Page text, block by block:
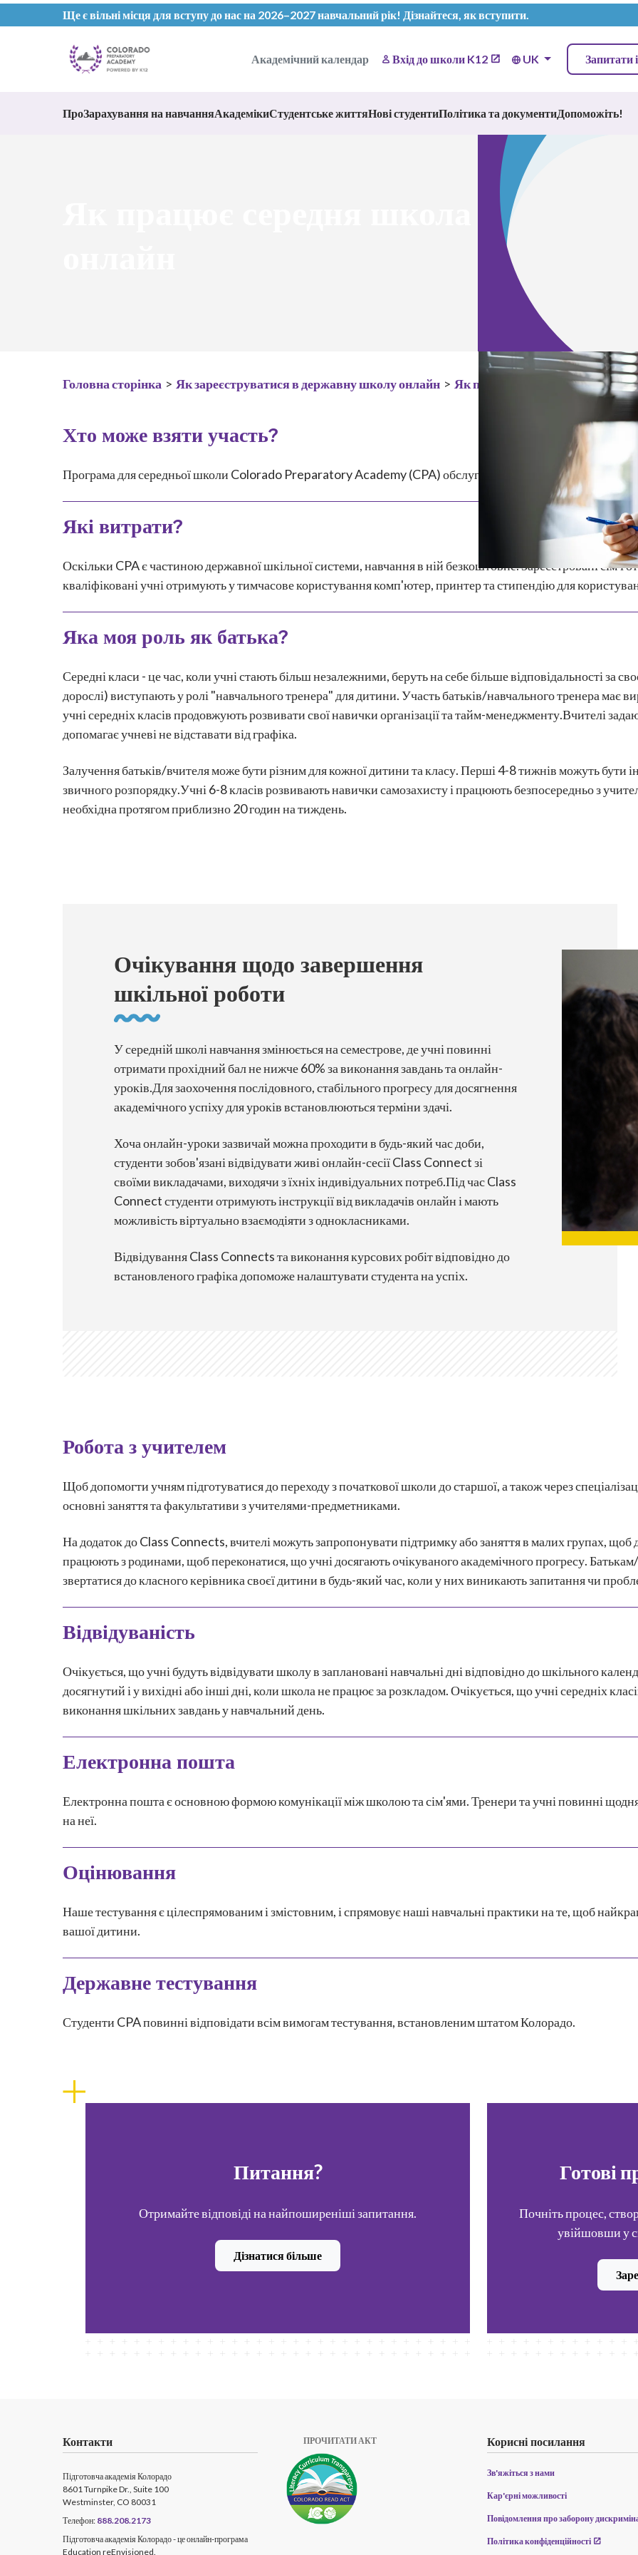
Ще є вільні місця для вступу до нас на 2026–2027 навчальний рік! Дізнайтеся, як вступити.
Академічний календар Вхід до школи K12 UK Запитати
ПроЗарахування на навчанняАкадемікиСтудентське життяНові студентиПолітика та документиДопоможіть!
Головна сторінка > Як зареєструватися в державну школу онлайн > Як працює онлайн-освіта > Як
Хто може взяти участь?
Програма для середньої школи Colorado Preparatory Academy (CPA) обслуговує учнів 6-8 класів, які
Які витрати?
Оскільки CPA є частиною державної шкільної системи, навчання в ній безкоштовне. Зареєстровані сім'ї
кваліфіковані учні отримують у тимчасове користування комп'ютер, принтер та стипендію для
Яка моя роль як батька?
Середні класи - це час, коли учні стають більш незалежними, беруть на себе більше відповідальності за
дорослі) виступають у ролі "навчального тренера" для дитини. Участь батьків/навчального тренера має
учні середніх класів продовжують розвивати свої навички організації та тайм-менеджменту.Вчителі
допомагає учневі не відставати від графіка.
Залучення батьків/вчителя може бути різним для кожної дитини та класу. Перші 4-8 тижнів можуть бути
звичного розпорядку.Учні 6-8 класів розвивають навички самозахисту і працюють безпосередньо з
необхідна протягом приблизно 20 годин на тиждень.
Очікування щодо завершення
шкільної роботи
У середній школі навчання змінюється на семестрове, де учні повинні
отримати прохідний бал не нижче 60% за виконання завдань та онлайн-
уроків.Для заохочення послідовного, стабільного прогресу для досягнення
академічного успіху для уроків встановлюються терміни здачі.
Хоча онлайн-уроки зазвичай можна проходити в будь-який час доби,
студенти зобов'язані відвідувати живі онлайн-сесії Class Connect зі
своїми викладачами, виходячи з їхніх індивідуальних потреб.Під час Class
Connect студенти отримують інструкції від викладачів онлайн і мають
можливість віртуально взаємодіяти з однокласниками.
Відвідування Class Connects та виконання курсових робіт відповідно до
встановленого графіка допоможе налаштувати студента на успіх.
Робота з учителем
Щоб допомогти учням підготуватися до переходу з початкової школи до старшої, а також через
основні заняття та факультативи з учителями-предметниками.
На додаток до Class Connects, вчителі можуть запропонувати підтримку або заняття в малих групах, щоб
працюють з родинами, щоб переконатися, що учні досягають очікуваного академічного прогресу.
звертатися до класного керівника своєї дитини в будь-який час, коли у них виникають запитання чи
Відвідуваність
Очікується, що учні будуть відвідувати школу в заплановані навчальні дні відповідно до шкільного
досягнутий і у вихідні або інші дні, коли школа не працює за розкладом. Очікується, що учні середніх
виконання шкільних завдань у навчальний день.
Електронна пошта
Електронна пошта є основною формою комунікації між школою та сім'ями. Тренери та учні повинні
на неї.
Оцінювання
Наше тестування є цілеспрямованим і змістовним, і спрямовує наші навчальні практики на те, щоб
вашої дитини.
Державне тестування
Студенти CPA повинні відповідати всім вимогам тестування, встановленим штатом Колорадо.
Питання?
Отримайте відповіді на найпоширеніші запитання.
Дізнатися більше
Готові
Почніть процес,
увійшовши у
Контакти
Підготовча академія Колорадо
8601 Turnpike Dr., Suite 100
Westminster, CO 80031
Телефон: 888.208.2173
Підготовча академія Колорадо - це онлайн-програма
Education reEnvisioned.
ПРОЧИТАТИ АКТ Корисні посилання
Зв'яжіться з нами
Кар'єрні можливості
Повідомлення про заборону
Політика конфіденційності